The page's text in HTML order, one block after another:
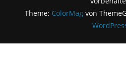
Theme: ColorMagvon